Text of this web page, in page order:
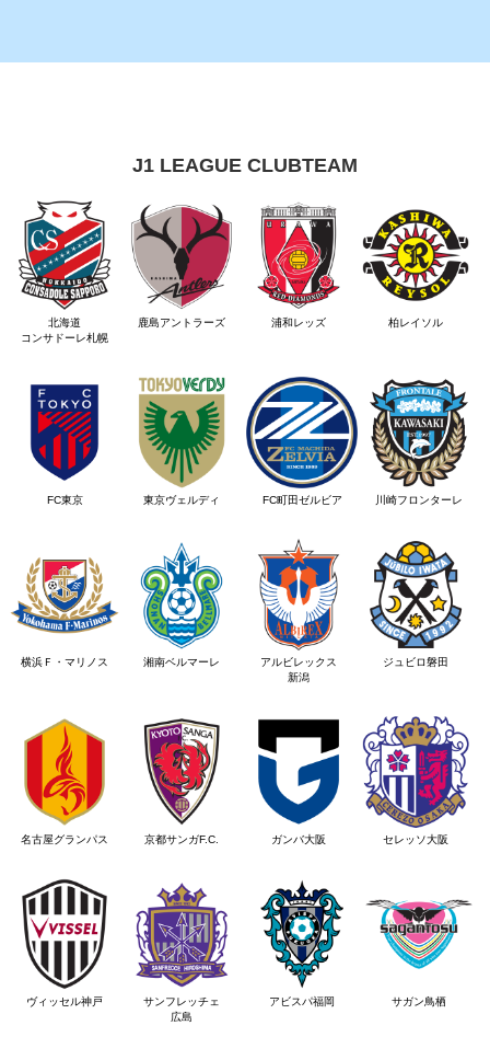
J1 LEAGUE CLUBTEAM
北海道
コンサドーレ札幌
鹿島アントラーズ 浦和レッズ 柏レイソル
FC東京 東京ヴェルディ FC町田ゼルビア 川崎フロンターレ
横浜Ｆ・マリノス 湘南ベルマーレ
アルビレックス
新潟
ジュビロ磐田
名古屋グランパス 京都サンガF.C. ガンバ大阪 セレッソ大阪
ヴィッセル神戸
サンフレッチェ
広島
アビスパ福岡 サガン鳥栖